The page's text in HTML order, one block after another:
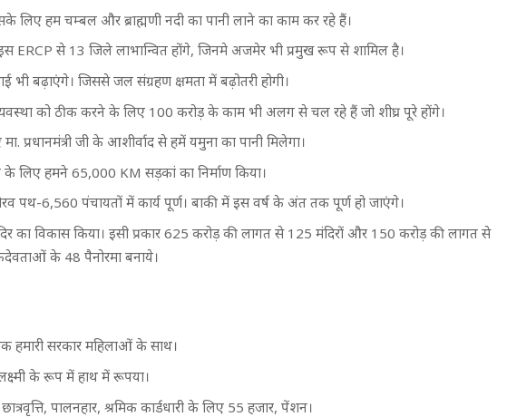
लिए हम चम्बल और ब्राह्मणी नदी का पानी लाने का काम कर रहे हैं।
ERCP से 13 जिले लाभान्वित होंगे, जिनमे अजमेर भी प्रमुख रूप से शामिल है।
भी बढ़ाएंगे। जिससे जल संग्रहण क्षमता में बढ़ोतरी होगी।
को ठीक करने के लिए 100 करोड़ के काम भी अलग से चल रहे हैं जो शीघ्र पूरे होंगे।
प्रधानमंत्री जी के आशीर्वाद से हमें यमुना का पानी मिलेगा।
लिए हमने 65,000 KM सड़कां का निर्माण किया।
पथ-6,560 पंचायतों में कार्य पूर्ण। बाकी में इस वर्ष के अंत तक पूर्ण हो जाएंगे।
का विकास किया। इसी प्रकार 625 करोड़ की लागत से 125 मंदिरों और 150 करोड़ की लागत से
के 48 पैनोरमा बनाये।
हमारी सरकार महिलाओं के साथ।
के रूप में हाथ में रूपया।
पालनहार, श्रमिक कार्डधारी के लिए 55 हजार, पेंशन।